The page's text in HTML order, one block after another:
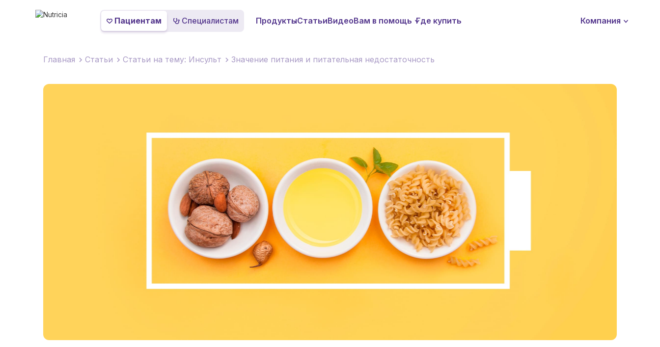
Пациентам Специалистам ПродуктыСтатьиВидеоВам в помощь Где купить Компания
Главная Статьи Статьи на тему: Инсульт Значение питания и питательная недостаточность